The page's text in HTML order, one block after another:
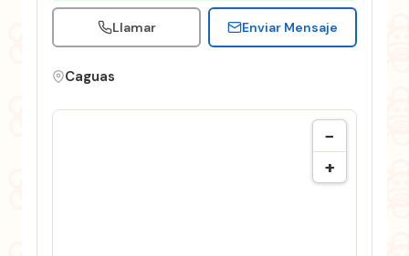
Llamar Enviar Mensaje
Caguas
−
+